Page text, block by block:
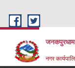
जनकपुरधाम
नगर